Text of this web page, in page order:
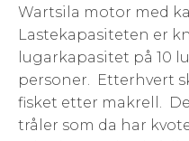
Wartsila motor med
Lastekapasiteten er
lugarkapasitet på 10
personer. Etterhvert
fisket etter makrell.
tråler som da har